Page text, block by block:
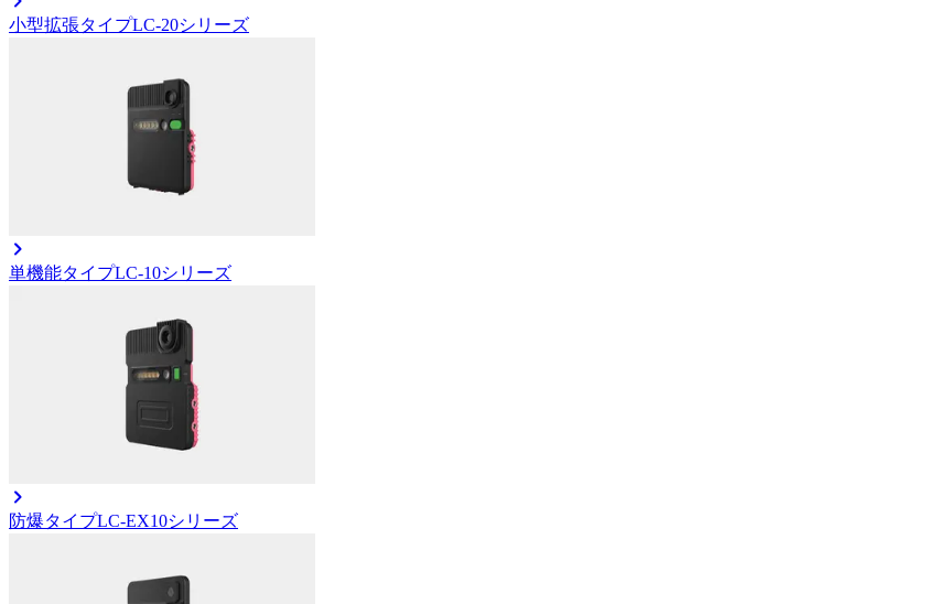
小型拡張タイプLC-20シリーズ
単機能タイプLC-10シリーズ
防爆タイプLC-EX10シリーズ